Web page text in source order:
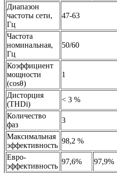
Диапазон
частоты сети,
Гц
47-63
Частота
номинальная,
Гц
50/60
Коэффициент
мощности
(cosθ)
1
Дисторция
(THDi)
< 3 %
Количество
фаз
3
Максимальная
эффективность
98,2 %
Евро-
эффективность
97,6% 97,9%